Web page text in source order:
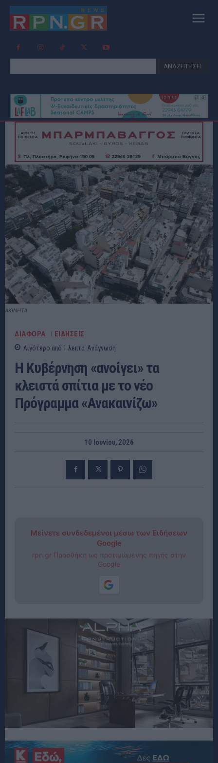
ΑΝΑΖΗΤΗΣΗ
ΑΚΙΝΗΤΑ
ΔΙΑΦΟΡΑ ΕΙΔΗΣΕΙΣ
Λιγότερο από 1 λεπτα Ανάγνωση
Η Κυβέρνηση «ανοίγει» τα
κλειστά σπίτια με το νέο
Πρόγραμμα «Ανακαινίζω»
10 Ιουνίου, 2026
Μείνετε συνδεδεμένοι μέσω των Ειδήσεων
Google
rpn.gr Προσθήκη ως προτιμώμενης πηγής στην
Google